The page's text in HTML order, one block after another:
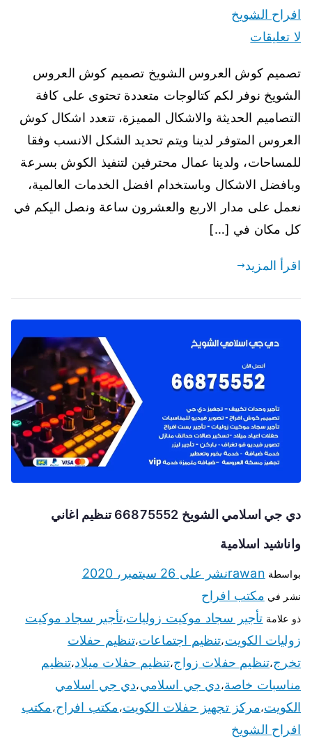
افراح الشويخ
لا تعليقات
تصميم كوش العروس الشويخ تصميم كوش العروس
الشويخ نوفر لكم كتالوجات متعددة تحتوى على كافة
التصاميم الحديثة والاشكال المميزة، تتعدد اشكال كوش
العروس المتوفر لدينا ويتم تحديد الشكل الانسب وفقا
للمساحات، ولدينا عمال محترفين لتنفيذ الكوش بسرعة
وبافضل الاشكال وباستخدام افضل الخدمات العالمية،
نعمل على مدار الاربع والعشرون ساعة ونصل اليكم في
كل مكان في […]
اقرأ المزيد
دي جي اسلامي الشويخ 66875552 تنظيم اغاني
واناشيد اسلامية
بواسطة rawanنشر على 26 سبتمبر، 2020
نشر في مكتب افراح
ذو علامة تأجير سجاد موكيت زوليات،تأجير سجاد موكيت
زوليات الكويت،تنظيم اجتماعات،تنظيم حفلات
تخرج،تنظيم حفلات زواج،تنظيم حفلات ميلاد،تنظيم
مناسبات خاصة،دي جي اسلامي،دي جي اسلامي
الكويت،مركز تجهيز حفلات الكويت،مكتب افراح،مكتب
افراح الشويخ